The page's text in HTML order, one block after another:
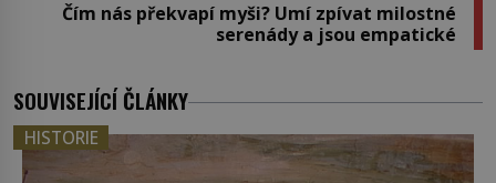
Čím nás překvapí myši? Umí zpívat milostné
serenády a jsou empatické
SOUVISEJÍCÍ ČLÁNKY
HISTORIE